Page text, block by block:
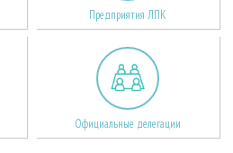
Предприятия ЛПК
Официальные делегации